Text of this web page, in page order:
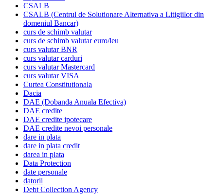
CSALB
CSALB (Centrul de Solutionare Alternativa a Litigiilor din
domeniul Bancar)
curs de schimb valutar
curs de schimb valutar euro/leu
curs valutar BNR
curs valutar carduri
curs valutar Mastercard
curs valutar VISA
Curtea Constitutionala
Dacia
DAE (Dobanda Anuala Efectiva)
DAE credite
DAE credite ipotecare
DAE credite nevoi personale
dare in plata
dare in plata credit
darea in plata
Data Protection
date personale
datorii
Debt Collection Agency